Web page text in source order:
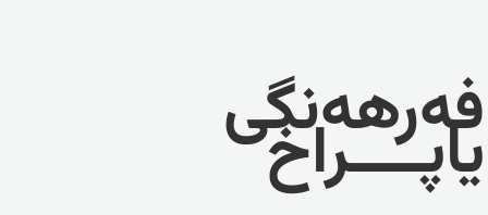
فەرهەنگی
یاپــــراخ